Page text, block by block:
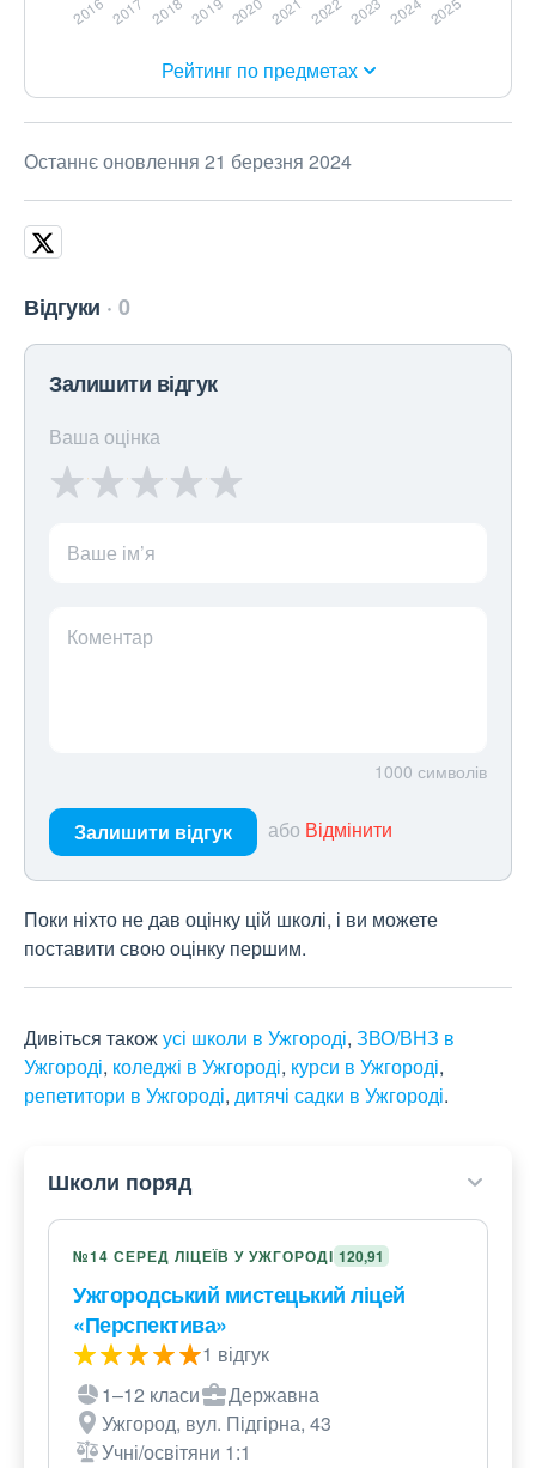
Рейтинг по предметах
Останнє оновлення 21 березня 2024
Відгуки 0
Залишити відгук
Ваша оцінка
Ваше ім’я
Коментар
1000 символів
Залишити відгук або Відмінити
Поки ніхто не дав оцінку цій школі, і ви можете
поставити свою оцінку першим.
Дивіться такожусі школи в Ужгороді, ЗВО/ВНЗ в
Ужгороді, коледжі в Ужгороді, курси в Ужгороді,
репетитори в Ужгороді, дитячі садки в Ужгороді.
Школи поряд
№14 СЕРЕД ЛІЦЕЇВ У УЖГОРОДІ 120,91
Ужгородський мистецький ліцей
«Перспектива»
1 відгук
1–12 класи
Державна
Ужгород, вул. Підгірна, 43
Учні/освітяни 1:1